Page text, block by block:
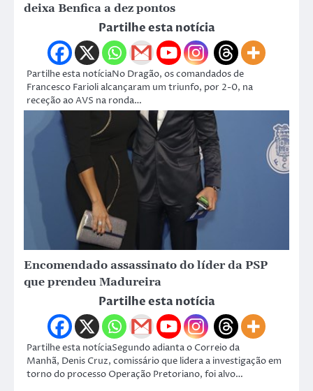
deixa Benfica a dez pontos
Partilhe esta notícia
Partilhe esta notíciaNo Dragão, os comandados de
Francesco Farioli alcançaram um triunfo, por 2-0, na
receção ao AVS na ronda…
Encomendado assassinato do líder da PSP
que prendeu Madureira
Partilhe esta notícia
Partilhe esta notíciaSegundo adianta o Correio da
Manhã, Denis Cruz, comissário que lidera a investigação em
torno do processo Operação Pretoriano, foi alvo…